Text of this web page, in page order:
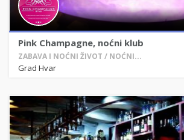
Pink Champagne, noćni klub
ZABAVA I NOĆNI ŽIVOT / NOĆNI...
Grad Hvar